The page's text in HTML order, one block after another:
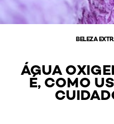
BELEZA
ÁGUA
É, COMO